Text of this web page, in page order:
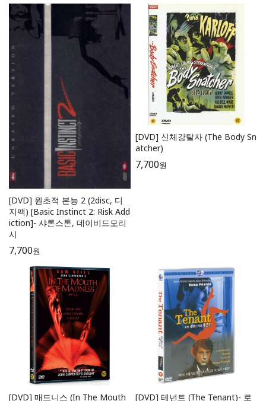
[DVD] 원초적 본능 2 (2disc, 디
지팩) [Basic Instinct 2: Risk Add
iction]- 샤론스톤, 데이비드모리
시
7,700원
[DVD] 신체강탈자 (The Body Sn
atcher)
7,700원
[DVD] 매드니스 (In The Mouth
[DVD] 테넌트 (The Tenant)- 로